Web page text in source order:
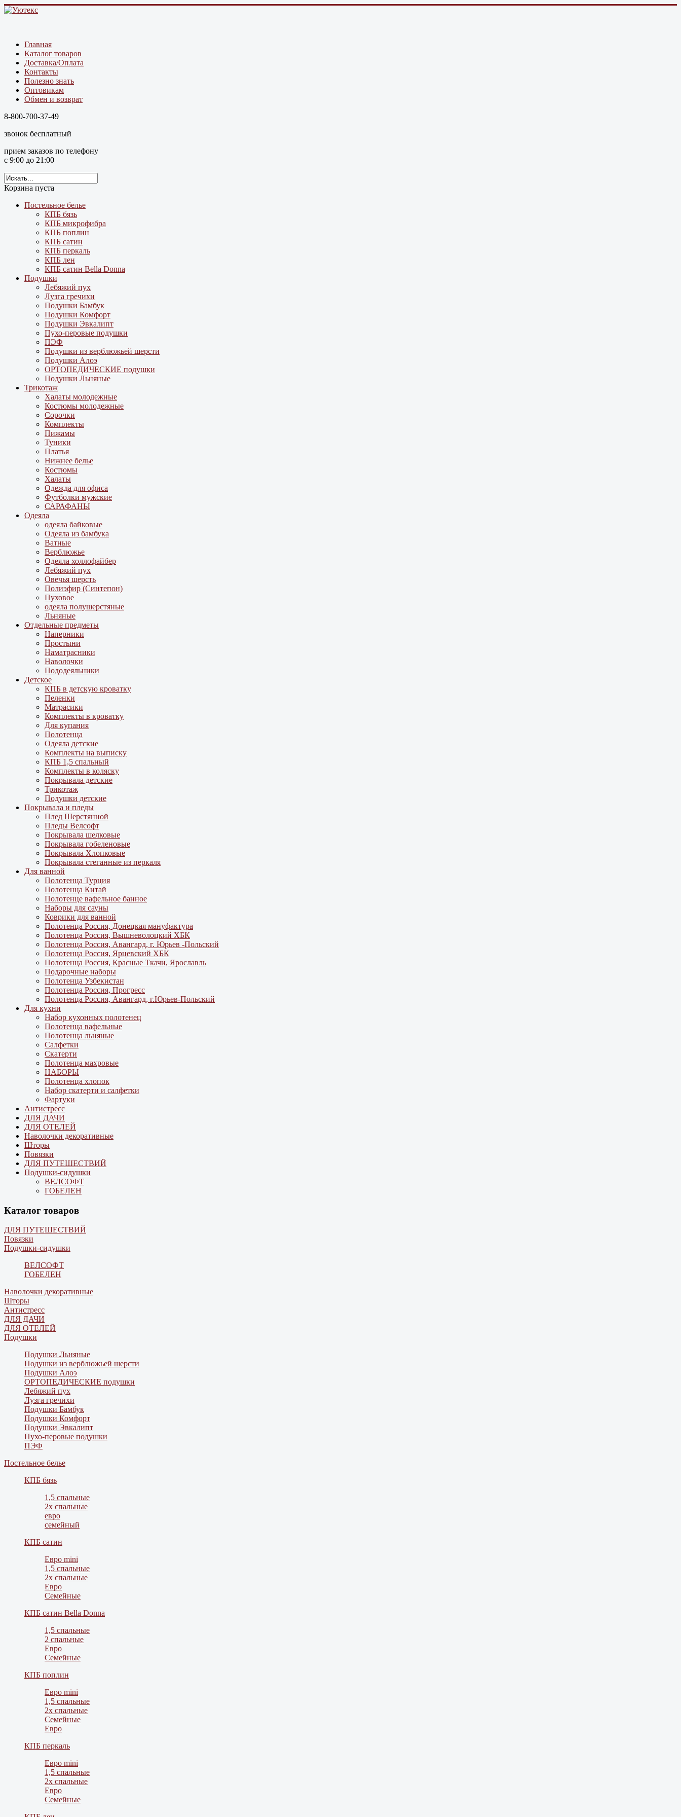
Главная
Каталог товаров
Доставка/Оплата
Контакты
Полезно знать
Оптовикам
Обмен и возврат
8-800-700-37-49
звонок бесплатный
прием заказов по телефону
с 9:00 до 21:00
Корзина пуста
Постельное белье
КПБ бязь
КПБ микрофибра
КПБ поплин
КПБ сатин
КПБ перкаль
КПБ лен
КПБ сатин Bella Donna
Подушки
Лебяжий пух
Лузга гречихи
Подушки Бамбук
Подушки Комфорт
Подушки Эвкалипт
Пухо-перовые подушки
ПЭФ
Подушки из верблюжьей шерсти
Подушки Алоэ
ОРТОПЕДИЧЕСКИЕ подушки
Подушки Льняные
Трикотаж
Халаты молодежные
Костюмы молодежные
Сорочки
Комплекты
Пижамы
Туники
Платья
Нижнее белье
Костюмы
Халаты
Одежда для офиса
Футболки мужские
САРАФАНЫ
Одеяла
одеяла байковые
Одеяла из бамбука
Ватные
Верблюжье
Одеяла холлофайбер
Лебяжий пух
Овечья шерсть
Полиэфир (Синтепон)
Пуховое
одеяла полушерстяные
Льняные
Отдельные предметы
Наперники
Простыни
Наматрасники
Наволочки
Пододеяльники
Детское
КПБ в детскую кроватку
Пеленки
Матрасики
Комплекты в кроватку
Для купания
Полотенца
Одеяла детские
Комплекты на выписку
КПБ 1,5 спальный
Комплекты в коляску
Покрывала детские
Трикотаж
Подушки детские
Покрывала и пледы
Плед Шерстянной
Пледы Велсофт
Покрывала шелковые
Покрывала гобеленовые
Покрывала Хлопковые
Покрывала стеганные из перкаля
Для ванной
Полотенца Турция
Полотенца Китай
Полотенце вафельное банное
Наборы для сауны
Коврики для ванной
Полотенца Россия, Донецкая мануфактура
Полотенца Россия, Вышневолоцкий ХБК
Полотенца Россия, Авангард, г. Юрьев -Польский
Полотенца Россия, Ярцевский ХБК
Полотенца Россия, Красные Ткачи, Ярославль
Подарочные наборы
Полотенца Узбекистан
Полотенца Россия, Прогресс
Полотенца Россия, Авангард, г.Юрьев-Польский
Для кухни
Набор кухонных полотенец
Полотенца вафельные
Полотенца льняные
Салфетки
Скатерти
Полотенца махровые
НАБОРЫ
Полотенца хлопок
Набор скатерти и салфетки
Фартуки
Антистресс
ДЛЯ ДАЧИ
ДЛЯ ОТЕЛЕЙ
Наволочки декоративные
Шторы
Повязки
ДЛЯ ПУТЕШЕСТВИЙ
Подушки-сидушки
ВЕЛСОФТ
ГОБЕЛЕН
Каталог товаров
ДЛЯ ПУТЕШЕСТВИЙ
Повязки
Подушки-сидушки
ВЕЛСОФТ
ГОБЕЛЕН
Наволочки декоративные
Шторы
Антистресс
ДЛЯ ДАЧИ
ДЛЯ ОТЕЛЕЙ
Подушки
Подушки Льняные
Подушки из верблюжьей шерсти
Подушки Алоэ
ОРТОПЕДИЧЕСКИЕ подушки
Лебяжий пух
Лузга гречихи
Подушки Бамбук
Подушки Комфорт
Подушки Эвкалипт
Пухо-перовые подушки
ПЭФ
Постельное белье
КПБ бязь
1,5 спальные
2х спальные
евро
семейный
КПБ сатин
Евро mini
1,5 спальные
2х спальные
Евро
Семейные
КПБ сатин Bella Donna
1,5 спальные
2 спальные
Евро
Семейные
КПБ поплин
Евро mini
1,5 спальные
2х спальные
Семейные
Евро
КПБ перкаль
Евро mini
1,5 спальные
2х спальные
Евро
Семейные